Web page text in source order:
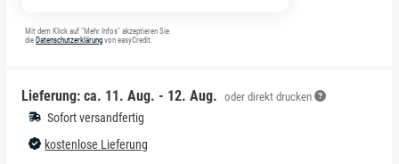
Mit dem Klick auf "Mehr Infos" akzeptieren Sie
die Datenschutzerklärung von easyCredit.
Lieferung: ca. 11. Aug. - 12. Aug. oder direkt drucken
Sofort versandfertig
kostenlose Lieferung